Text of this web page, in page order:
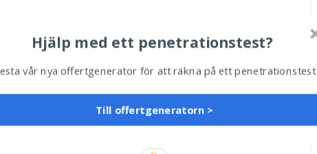
Hjälp med ett penetrationstest?
vår nya offertgenerator för att räkna på ett penetrationstest
Till offertgeneratorn >